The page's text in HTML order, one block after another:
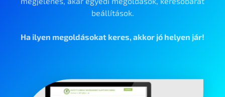
beállítások.
Ha ilyen megoldásokat keres, akkor jó helyen jár!